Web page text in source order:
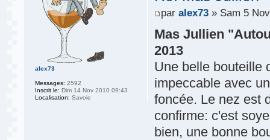
paralex73 » Sam 5
Mas Jullien
2013
Une belle bouteille
impeccable avec
foncée. Le nez est
confirme: c'est
bien, une bonne
alex73
Messages: 2592
Inscrit le: Dim 14 Nov 2010 09:43
Localisation: Savoie